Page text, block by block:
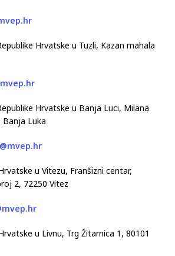
Hrvatske u Tuzli, Kazan mahala
Hrvatske u Banja Luci, Milana
Banja Luka
u Vitezu, Franšizni centar,
2, 72250 Vitez
u Livnu, Trg Žitarnica 1, 80101